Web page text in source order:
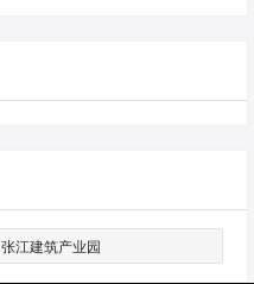
张江建筑产业园